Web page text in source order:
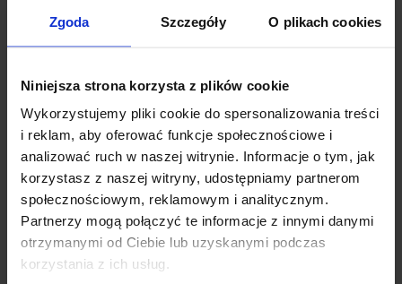
Zgoda Szczegóły O plikach cookies
Niniejsza strona korzysta z plików cookie
Wykorzystujemy pliki cookie do spersonalizowania treści
i reklam, aby oferować funkcje społecznościowe i
analizować ruch w naszej witrynie. Informacje o tym, jak
korzystasz z naszej witryny, udostępniamy partnerom
społecznościowym, reklamowym i analitycznym.
Partnerzy mogą połączyć te informacje z innymi danymi
otrzymanymi od Ciebie lub uzyskanymi podczas
korzystania z ich usług.
ZASŁONY WELUROWE METOR
Z KRYSZTAŁKAMI 140×250
SILVER ZASŁONY
DEKORACYJNE
69,99 zł
Dodaj do koszyka
ZASŁONY WELUROWE MODEL
METOR Z KRYSZTAŁKAMI
CYRKONIE 140×270 BABY
PINK
69,99zł